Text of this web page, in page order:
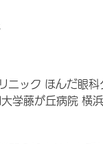
ニック ほんだ眼
学藤が丘病院 横